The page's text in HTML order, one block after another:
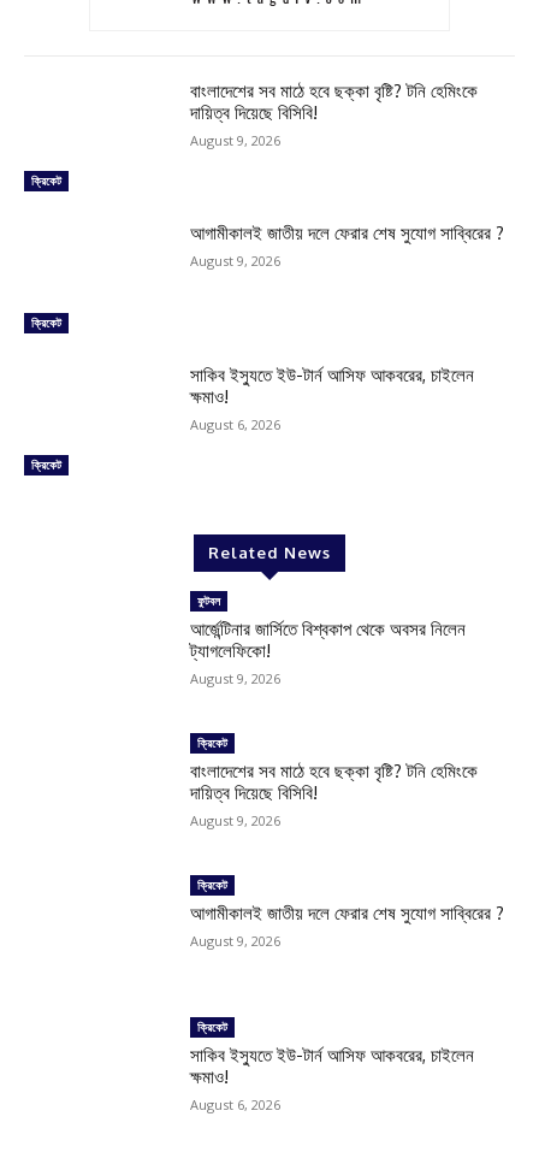
ক্রিকেট
বাংলাদেশের সব মাঠে হবে ছক্কা বৃষ্টি? টনি হেমিংকে
দায়িত্ব দিয়েছে বিসিবি!
August 9, 2026
ক্রিকেট
আগামীকালই জাতীয় দলে ফেরার শেষ সুযোগ সাব্বিরের ?
August 9, 2026
ক্রিকেট
সাকিব ইস্যুতে ইউ-টার্ন আসিফ আকবরের, চাইলেন
ক্ষমাও!
August 6, 2026
Related News
ফুটবল
আর্জেন্টিনার জার্সিতে বিশ্বকাপ থেকে অবসর নিলেন
ট্যাগলেফিকো!
August 9, 2026
ক্রিকেট
বাংলাদেশের সব মাঠে হবে ছক্কা বৃষ্টি? টনি হেমিংকে
দায়িত্ব দিয়েছে বিসিবি!
August 9, 2026
ক্রিকেট
আগামীকালই জাতীয় দলে ফেরার শেষ সুযোগ সাব্বিরের ?
August 9, 2026
ক্রিকেট
সাকিব ইস্যুতে ইউ-টার্ন আসিফ আকবরের, চাইলেন
ক্ষমাও!
August 6, 2026